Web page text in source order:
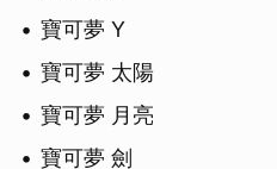
寶可夢 Y
寶可夢 太陽
寶可夢 月亮
寶可夢 劍